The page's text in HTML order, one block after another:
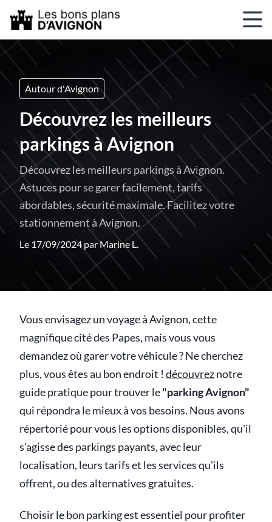
Autour d'Avignon
Découvrez les meilleurs
parkings à Avignon
Découvrez les meilleurs parkings à Avignon.
Astuces pour se garer facilement, tarifs
abordables, sécurité maximale. Facilitez votre
stationnement à Avignon.
Le 17/09/2024 parMarine L.
Vous envisagez un voyage à Avignon, cette
magnifique cité des Papes, mais vous vous
demandez où garer votre véhicule ? Ne cherchez
plus, vous êtes au bon endroit ! découvreznotre
guide pratique pour trouver le"parking Avignon"
qui répondra le mieux à vos besoins. Nous avons
répertorié pour vous les options disponibles, qu'il
s'agisse des parkings payants, avec leur
localisation, leurs tarifs et les services qu'ils
offrent, ou des alternatives gratuites.
Choisir le bon parking est essentiel pour profiter